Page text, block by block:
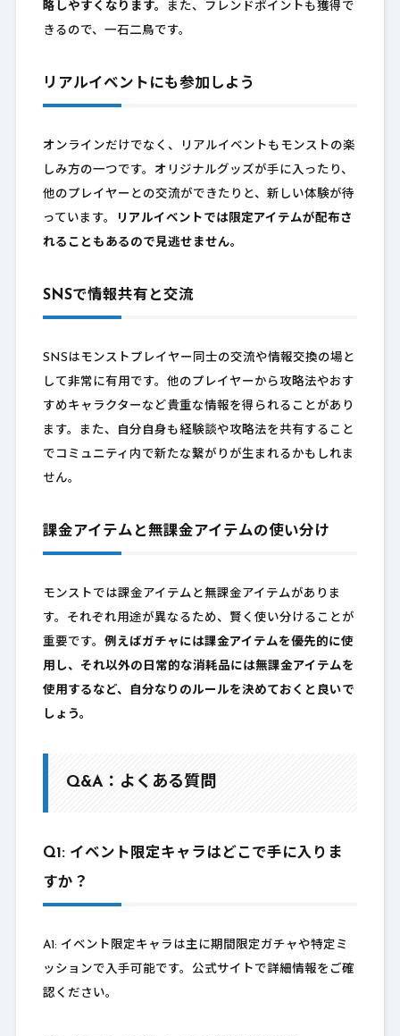
略しやすくなります。 また、フレンドポイントも獲得で
きるので、一石二鳥です。
リアルイベントにも参加しよう
オンラインだけでなく、リアルイベントもモンストの楽
しみ方の一つです。オリジナルグッズが手に入ったり、
他のプレイヤーとの交流ができたりと、新しい体験が待
っています。 リアルイベントでは限定アイテムが配布さ
れることもあるので見逃せません。
SNSで情報共有と交流
SNSはモンストプレイヤー同士の交流や情報交換の場と
して非常に有用です。他のプレイヤーから攻略法やおす
すめキャラクターなど貴重な情報を得られることがあり
ます。また、自分自身も経験談や攻略法を共有すること
でコミュニティ内で新たな繋がりが生まれるかもしれま
せん。
課金アイテムと無課金アイテムの使い分け
モンストでは課金アイテムと無課金アイテムがありま
す。それぞれ用途が異なるため、賢く使い分けることが
重要です。 例えばガチャには課金アイテムを優先的に使
用し、それ以外の日常的な消耗品には無課金アイテムを
使用するなど、自分なりのルールを決めておくと良いで
しょう。
Q&A：よくある質問
Q1: イベント限定キャラはどこで手に入りま
すか？
A1: イベント限定キャラは主に期間限定ガチャや特定ミ
ッションで入手可能です。公式サイトで詳細情報をご確
認ください。